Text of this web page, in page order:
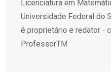
Licenciatura em
Universidade Federal do
é proprietário e redator -
ProfessorTM